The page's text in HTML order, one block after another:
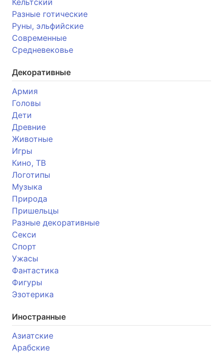
Разные готические
Руны, эльфийские
Современные
Средневековье
Декоративные
Армия
Головы
Дети
Древние
Животные
Игры
Кино, ТВ
Логотипы
Музыка
Природа
Пришельцы
Разные декоративные
Секси
Спорт
Ужасы
Фантастика
Фигуры
Эзотерика
Иностранные
Азиатские
Арабские